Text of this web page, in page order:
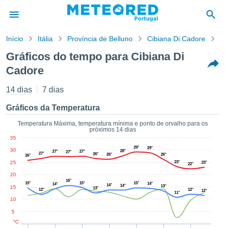
da
por
que as
a este
das
opções:
e
forma
digital
Início Itália Província de Belluno Cibiana Di Cadore
Gráficos do tempo para Cibiana Di
Cadore
14 dias 7 dias
Gráficos da Temperatura
Temperatura Máxima, temperatura mínima e ponto de orvalho para os
próximos 14 dias
5
10
15
20
25
30
35
°C
26° 27° 27° 27° 27°
26° 26°
28°
29°
29°
26°
23°
22° 23°
15°
12°
14°
16°
15°
13°
14° 14°
15° 14°
13°
11°
12° 12°